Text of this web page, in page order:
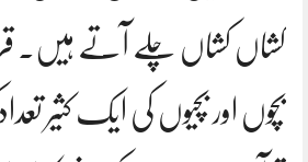
کشاں کشاں چلے آتے ہیں.
بچوں اور بچیوں کی ایک کثیر